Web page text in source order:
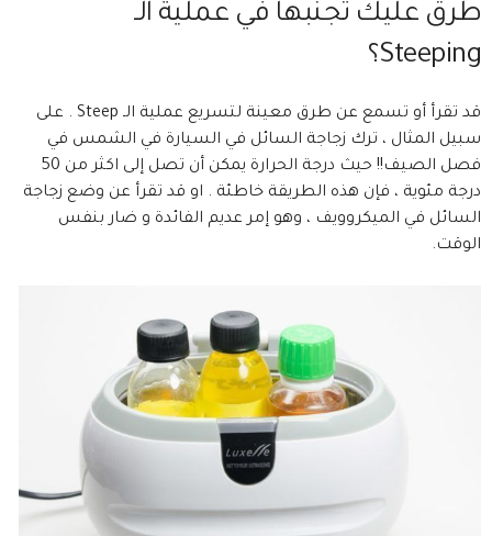
طرق عليك تجنبها في عملية الـ
Steeping؟
قد تقرأ أو تسمع عن طرق معينة لتسريع عملية الـ Steep . على
سبيل المثال ، ترك زجاجة السائل في السيارة في الشمس في
فصل الصيف!! حيث درجة الحرارة يمكن أن تصل إلى اكثر من 50
درجة مئوية ، فإن هذه الطريقة خاطئة . او قد تقرأ عن وضع زجاجة
السائل في الميكروويف ، وهو إمر عديم الفائدة و ضار بنفس
الوقت.